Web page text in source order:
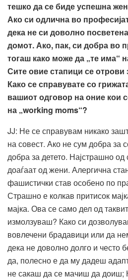
тешко да се биде успешна
Ако си одлична во
дека не си доволно
домот. Ако, пак, си добра во
тогаш како може да „те има“
Сите овие стапици се отрови
Како се справувате со
вашиот одговор на оние кои
на „working moms“?
JJ: Не се справувам никако
на совест. Ако не сум добра за
добра за детето. Најстрашно
доаѓаат од жени. Алергична
фашистички став особено по
Страшно е колкав притисок
мајка. Ова се само дел од
измолзуваш? Како си
вовлечени брадавици или да
дека не доволно долго и често
да, полесно е да му дадеш
не сакаш да се мачиш да доиш;